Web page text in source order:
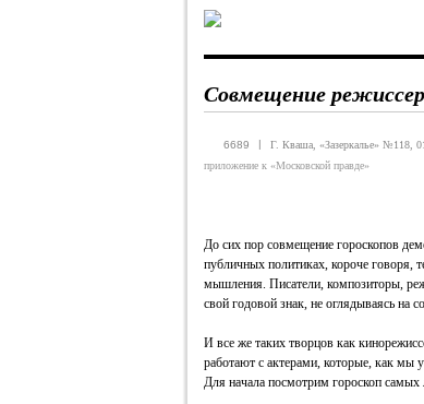
Совмещение
6689 |
Г. Кваша, «Зазеркалье» №118,
приложение к «Московской правде»
До сих пор совмещение гороскопов
публичных политиках, короче говоря,
мышления. Писатели, композиторы,
свой годовой знак, не оглядываясь на
И все же таких творцов как
работают с актерами, которые, как мы
Для начала посмотрим гороскоп